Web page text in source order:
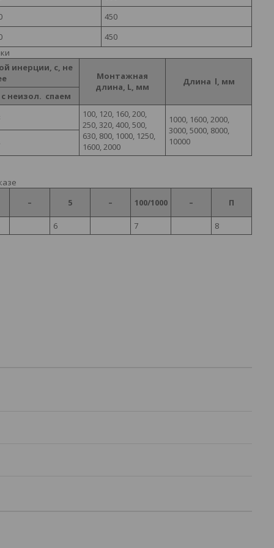
450
450
инерции, с, не
Монтажная
длина, L, мм
Длина l, мм
с неизол. спаем
100, 120, 160, 200,
250, 320, 400, 500,
630, 800, 1000, 1250,
1600, 2000
1000, 1600, 2000,
3000, 5000, 8000,
10000
– 5 – 100/1000 – П
6 7
8